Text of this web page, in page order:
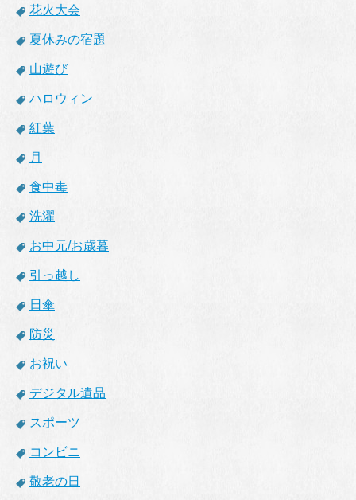
花火大会
夏休みの宿題
山遊び
ハロウィン
紅葉
月
食中毒
洗濯
お中元/お歳暮
引っ越し
日傘
防災
お祝い
デジタル遺品
スポーツ
コンビニ
敬老の日